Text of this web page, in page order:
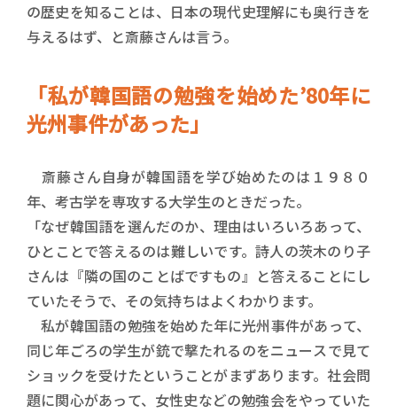
の歴史を知ることは、日本の現代史理解にも奥行きを
与えるはず、と斎藤さんは言う。
「私が韓国語の勉強を始めた’80年に
光州事件があった」
斎藤さん自身が韓国語を学び始めたのは１９８０
年、考古学を専攻する大学生のときだった。
「なぜ韓国語を選んだのか、理由はいろいろあって、
ひとことで答えるのは難しいです。詩人の茨木のり子
さんは『隣の国のことばですもの』と答えることにし
ていたそうで、その気持ちはよくわかります。
私が韓国語の勉強を始めた年に光州事件があって、
同じ年ごろの学生が銃で撃たれるのをニュースで見て
ショックを受けたということがまずあります。社会問
題に関心があって、女性史などの勉強会をやっていた